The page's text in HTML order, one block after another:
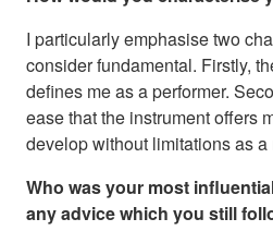
I particularly emphasise two
consider fundamental. Firstly,
defines me as a performer.
ease that the instrument offers
develop without limitations as a
Who was your most
any advice which you still